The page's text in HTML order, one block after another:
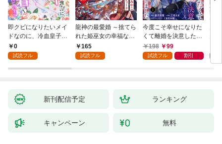
即クビになりたいメイ
ドなのに、冷血皇子に
執着されています第1
話
0
試読フル
龍神の最愛婚 ～捨てら
れた姫巫女の幸福な嫁
入り～: 1
165
試読フル
今度こそ幸せになりた
くて離婚を決意したと
ころ、無表情な旦那様
が「愛してる」と言っ
198 99
試読フル 割引
新刊配信予定 ランキング
キャンペーン 無料